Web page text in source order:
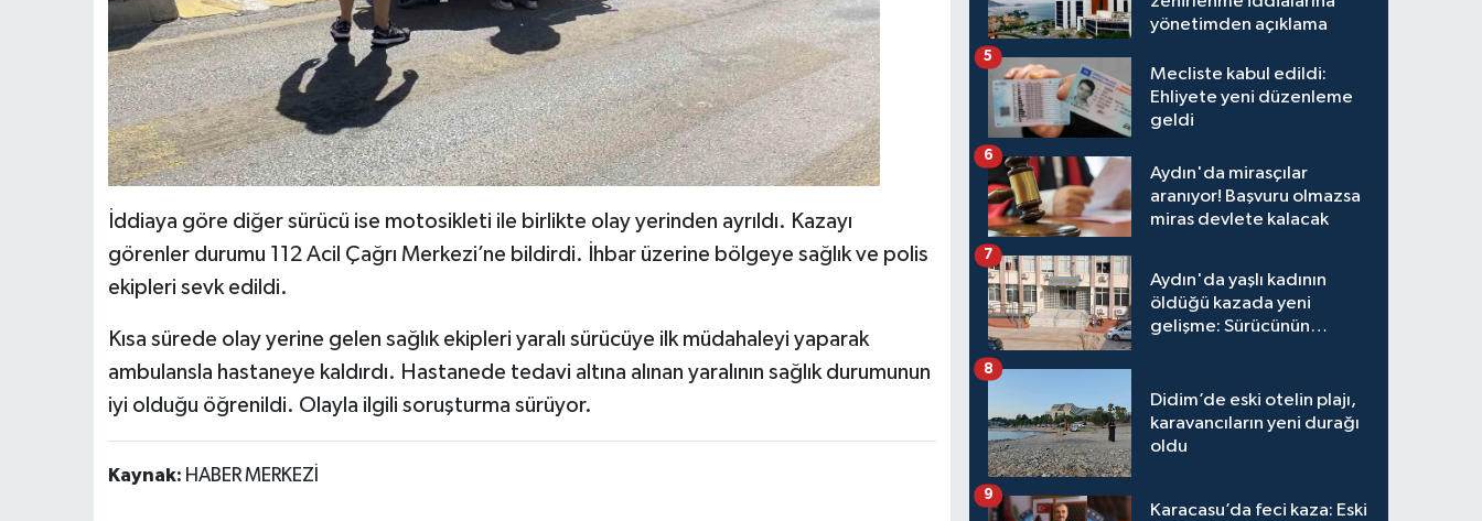
İddiaya göre diğer sürücü ise motosikleti ile birlikte olay yerinden ayrıldı. Kazayı
görenler durumu 112 Acil Çağrı Merkezi’ne bildirdi. İhbar üzerine bölgeye sağlık ve polis
ekipleri sevk edildi.
Kısa sürede olay yerine gelen sağlık ekipleri yaralı sürücüye ilk müdahaleyi yaparak
ambulansla hastaneye kaldırdı. Hastanede tedavi altına alınan yaralının sağlık durumunun
iyi olduğu öğrenildi. Olayla ilgili soruşturma sürüyor.
Kaynak: HABER MERKEZİ
yönetimden açıklama
Mecliste kabul edildi:
Ehliyete yeni düzenleme
geldi
5
Aydın'da mirasçılar
aranıyor! Başvuru olmazsa
miras devlete kalacak
6
Aydın'da yaşlı kadının
öldüğü kazada yeni
gelişme: Sürücünün
7
Didim’de eski otelin plajı,
karavancıların yeni durağı
oldu
8
Karacasu’da feci kaza: Eski
9